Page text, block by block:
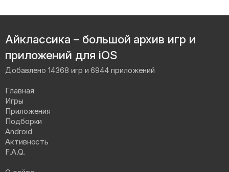
Айклассика – большой архив игр и
приложений для iOS
Добавлено 14368 игр и 6944 приложений
Главная
Игры
Приложения
Подборки
Android
Активность
F.A.Q.